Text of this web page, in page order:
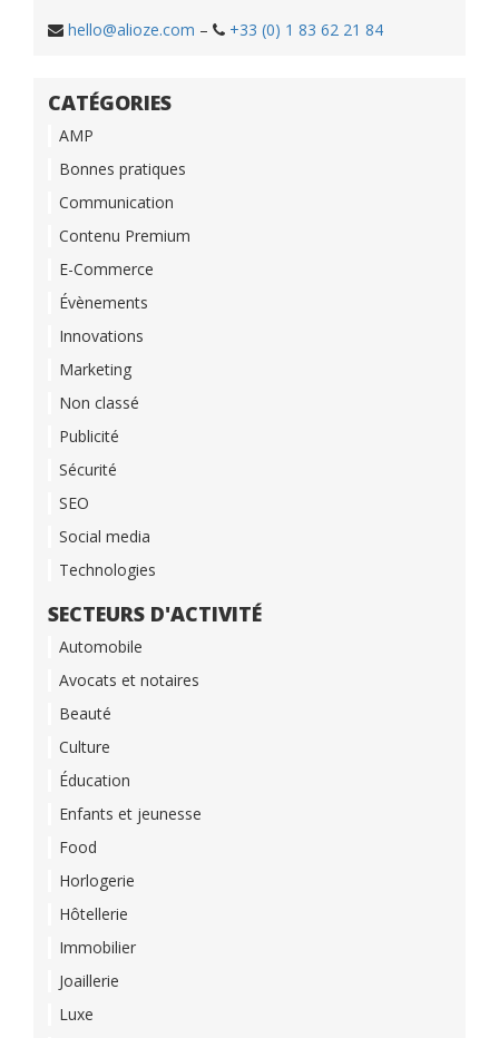
hello@alioze.com – +33 (0) 1 83 62 21 84
CATÉGORIES
AMP
Bonnes pratiques
Communication
Contenu Premium
E-Commerce
Évènements
Innovations
Marketing
Non classé
Publicité
Sécurité
SEO
Social media
Technologies
SECTEURS D'ACTIVITÉ
Automobile
Avocats et notaires
Beauté
Culture
Éducation
Enfants et jeunesse
Food
Horlogerie
Hôtellerie
Immobilier
Joaillerie
Luxe